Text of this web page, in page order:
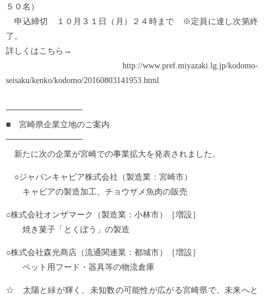
５０名）
申込締切 １０月３１日（月）２４時まで ※定員に達し次第終
了。
詳しくはこちら→
http://www.pref.miyazaki.lg.jp/kodomo-
seisaku/kenko/kodomo/20160803141953.html
─────────────
■ 宮崎県企業立地のご案内
─────────────
新たに次の企業が宮崎での事業拡大を発表されました。
○ジャパンキャビア株式会社（製造業：宮崎市）
キャビアの製造加工、チョウザメ魚肉の販売
○株式会社オンザマーク（製造業：小林市）［増設］
焼き菓子「とくぼう」の製造
○株式会社森光商店（流通関連業：都城市）［増設］
ペット用フード・器具等の物流倉庫
☆ 太陽と緑が輝く、未知数の可能性が広がる宮崎県で、未来へと